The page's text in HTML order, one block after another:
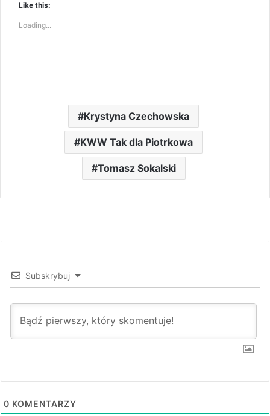
Like this:
Loading...
Krystyna Czechowska
KWW Tak dla Piotrkowa
Tomasz Sokalski
Subskrybuj
0 KOMENTARZY